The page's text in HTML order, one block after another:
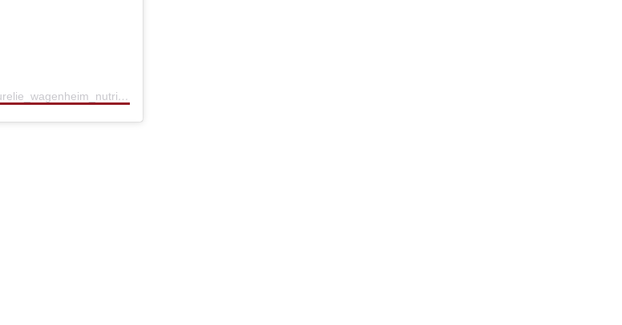
Une publication partagée par Aurélie Wagenheim (@aurelie_wagenheim_nutrition)